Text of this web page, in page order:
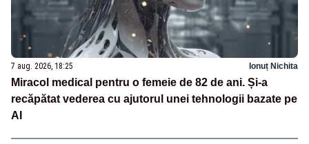
7 aug. 2026, 18:25 Ionuț Nichita
Miracol medical pentru o femeie de 82 de ani. Și-a
recăpătat vederea cu ajutorul unei tehnologii bazate pe
AI